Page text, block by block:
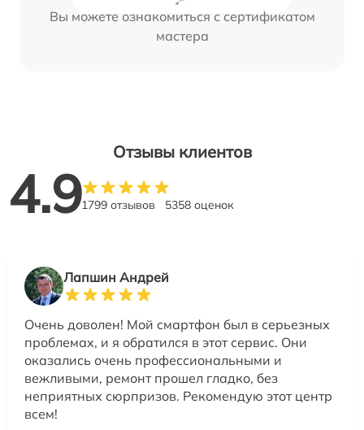
Вы можете ознакомиться с сертификатом
мастера
Отзывы клиентов
4.91799 отзывов 5358 оценок
Лапшин Андрей
Очень доволен! Мой смартфон был в серьезных
проблемах, и я обратился в этот сервис. Они
оказались очень профессиональными и
вежливыми, ремонт прошел гладко, без
неприятных сюрпризов. Рекомендую этот центр
всем!